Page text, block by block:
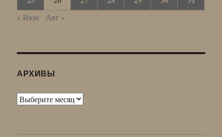
« Июн Авг »
АРХИВЫ
Архивы